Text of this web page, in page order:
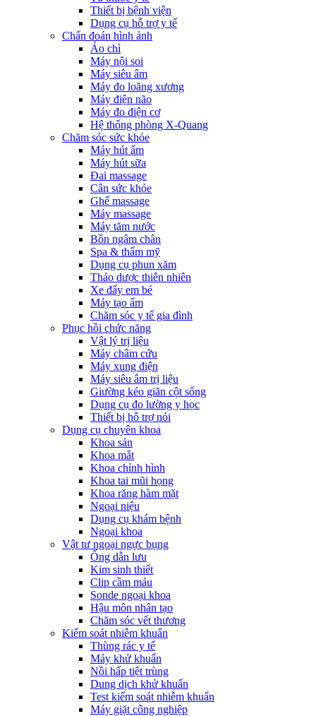
Thiết bị bệnh viện
Dụng cụ hỗ trợ y tế
Chẩn đoán hình ảnh
Áo chì
Máy nội soi
Máy siêu âm
Máy đo loãng xương
Máy điện não
Máy đo điện cơ
Hệ thống phòng X-Quang
Chăm sóc sức khỏe
Máy hút ẩm
Máy hút sữa
Đai massage
Cân sức khỏe
Ghế massage
Máy massage
Máy tăm nước
Bồn ngâm chân
Spa & thẩm mỹ
Dụng cụ phun xăm
Thảo dược thiên nhiên
Xe đẩy em bé
Máy tạo ẩm
Chăm sóc y tế gia đình
Phục hồi chức năng
Vật lý trị liệu
Máy châm cứu
Máy xung điện
Máy siêu âm trị liệu
Giường kéo giãn cột sống
Dụng cụ đo lường y học
Thiết bị hỗ trợ nói
Dụng cụ chuyên khoa
Khoa sản
Khoa mắt
Khoa chỉnh hình
Khoa tai mũi họng
Khoa răng hàm mặt
Ngoại niệu
Dụng cụ khám bệnh
Ngoại khoa
Vật tư ngoại ngực bụng
Ống dẫn lưu
Kim sinh thiết
Clip cầm máu
Sonde ngoại khoa
Hậu môn nhân tạo
Chăm sóc vết thương
Kiểm soát nhiễm khuẩn
Thùng rác y tế
Máy khử khuẩn
Nồi hấp tiệt trùng
Dung dịch khử khuẩn
Test kiểm soát nhiễm khuẩn
Máy giặt công nghiệp